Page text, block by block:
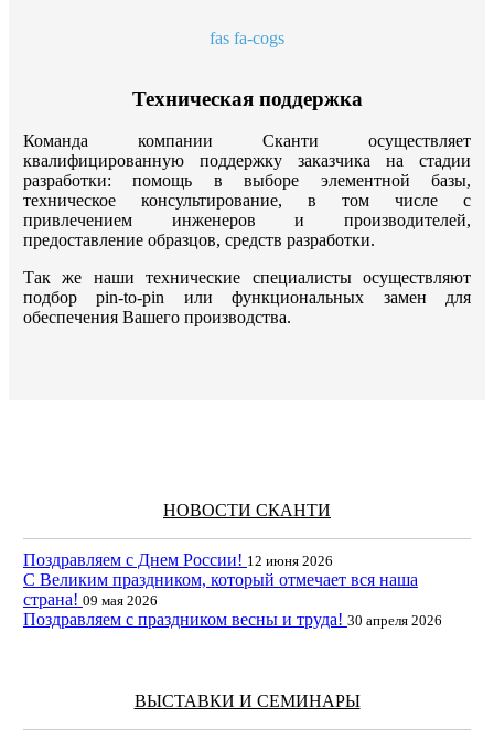
fas fa-cogs
Техническая поддержка
Команда компании Сканти осуществляет
квалифицированную поддержку заказчика на стадии
разработки: помощь в выборе элементной базы,
техническое консультирование, в том числе с
привлечением инженеров и производителей,
предоставление образцов, средств разработки.
Так же наши технические специалисты осуществляют
подбор pin-to-pin или функциональных замен для
обеспечения Вашего производства.
НОВОСТИ СКАНТИ
Поздравляем с Днем России! 12 июня 2026
С Великим праздником, который отмечает вся наша
страна! 09 мая 2026
Поздравляем с праздником весны и труда! 30 апреля 2026
ВЫСТАВКИ И СЕМИНАРЫ